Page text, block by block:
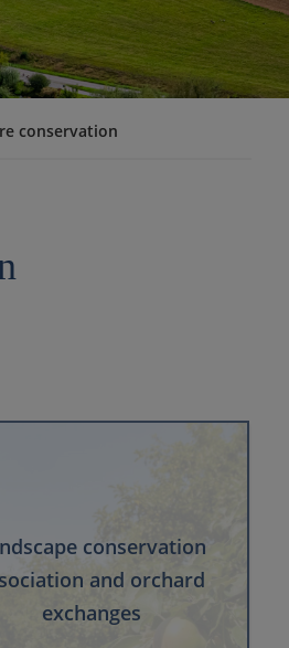
conservation
conservation
and orchard
exchanges